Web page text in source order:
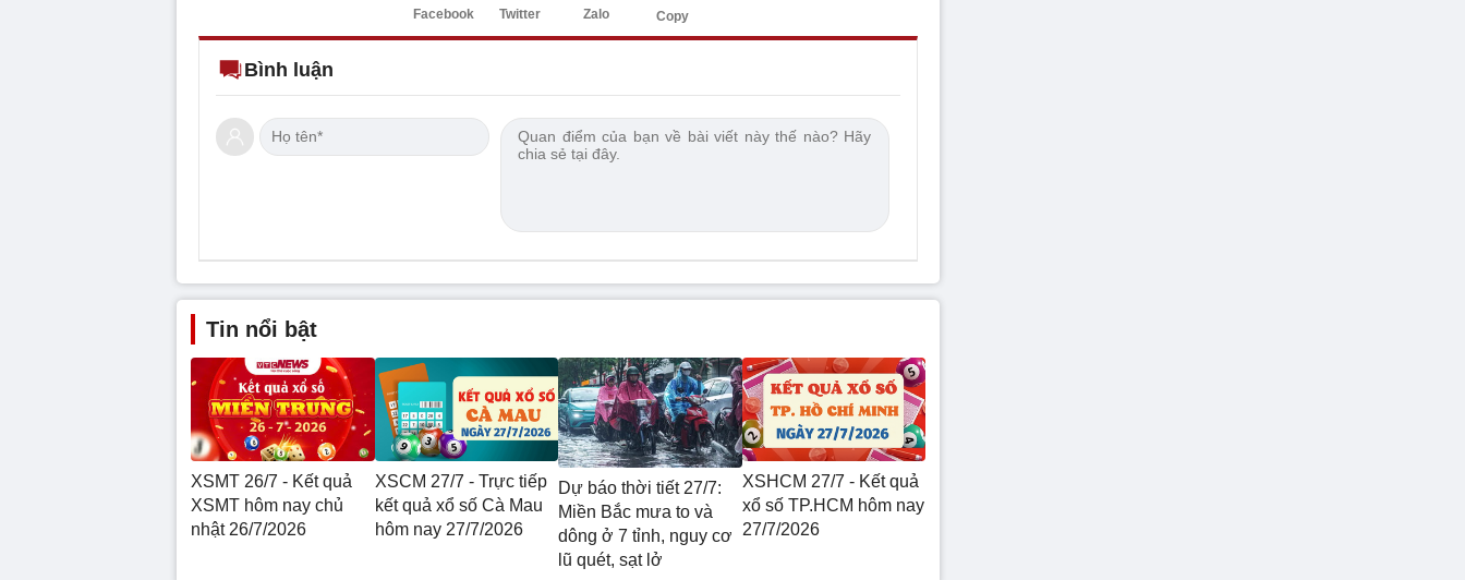
Facebook Twitter Zalo Copy
Bình luận
Tin nổi bật
XSMT 26/7 - Kết quả
XSMT hôm nay chủ
nhật 26/7/2026
XSCM 27/7 - Trực tiếp
kết quả xổ số Cà Mau
hôm nay 27/7/2026
Dự báo thời tiết 27/7:
Miền Bắc mưa to và
dông ở 7 tỉnh, nguy cơ
lũ quét, sạt lở
XSHCM 27/7 - Kết quả
xổ số TP.HCM hôm nay
27/7/2026